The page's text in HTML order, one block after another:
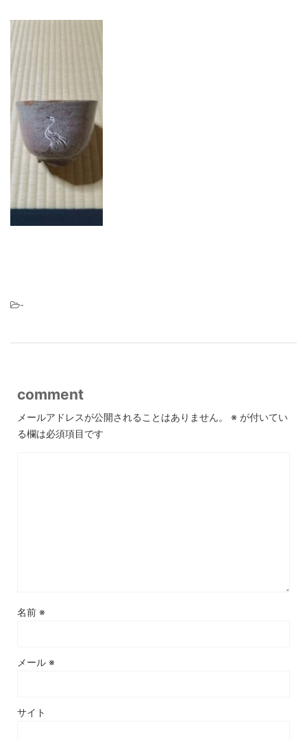
-
comment
メールアドレスが公開されることはありません。 ※ が付いてい
る欄は必須項目です
名前 ※
メール ※
サイト